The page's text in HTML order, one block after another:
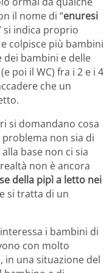
il nome di “enuresi
si indica proprio
colpisce più bambini
dei bambini e delle
poi il WC) fra i 2 e i 4
che un
si domandano cosa
problema non sia di
base non ci sia
non è ancora
della pipì a letto nei
si tratta di un
i bambini di
con molto
in una situazione del